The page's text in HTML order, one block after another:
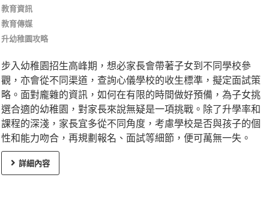
教育資訊
教育傳媒
升幼稚園攻略
步入幼稚園招生高峰期，想必家長會帶著子女到不同學校參
觀，亦會從不同渠道，查詢心儀學校的收生標準，擬定面試策
略。面對龐雜的資訊，如何在有限的時間做好預備，為子女挑
選合適的幼稚園，對家長來說無疑是一項挑戰。除了升學率和
課程的深淺，家長宜多從不同角度，考慮學校是否與孩子的個
性和能力吻合，再規劃報名、面試等細節，便可萬無一失。
詳細內容